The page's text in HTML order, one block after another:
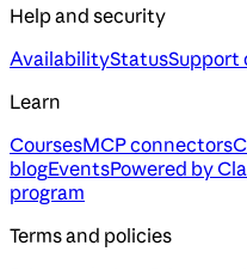
Help and security
AvailabilityStatusSupport
Learn
CoursesMCP connectors
blogEventsPowered by
program
Terms and policies